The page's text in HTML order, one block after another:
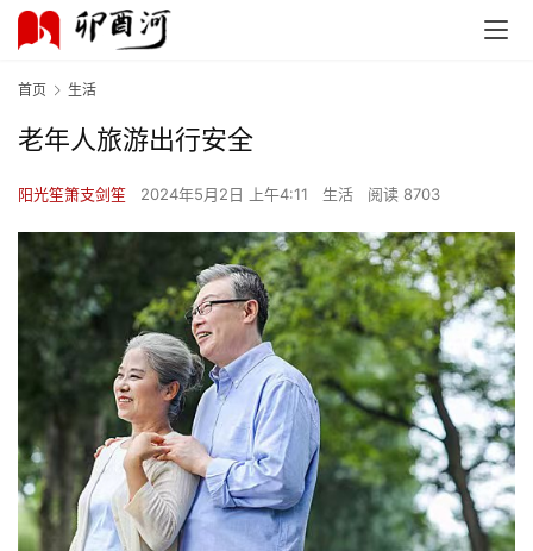
首页 生活
老年人旅游出行安全
阳光笙箫支剑笙 2024年5月2日 上午4:11 生活 阅读 8703